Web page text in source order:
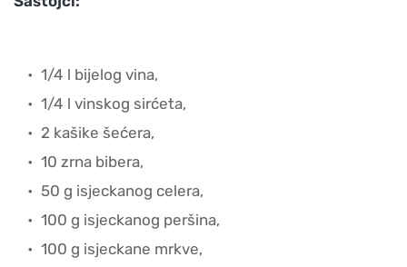
1/4 l bijelog vina,
1/4 l vinskog sirćeta,
2 kašike šećera,
10 zrna bibera,
50 g isjeckanog celera,
100 g isjeckanog peršina,
100 g isjeckane mrkve,